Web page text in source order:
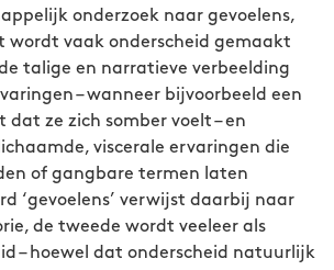
onderzoek naar gevoelens,
wordt vaak onderscheid gemaakt
talige en narratieve verbeelding
– wanneer bijvoorbeeld een
dat ze zich somber voelt – en
viscerale ervaringen die
of gangbare termen laten
‘gevoelens’ verwijst daarbij naar
de tweede wordt veeleer als
– hoewel dat onderscheid natuurlijk